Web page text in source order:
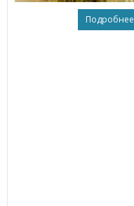
Подробнее